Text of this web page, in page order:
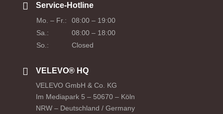
 Service-Hotline
Mo. – Fr.:
08:00 – 19:00
Sa.:
08:00 – 18:00
So.:
Closed
 VELEVO® HQ
VELEVO GmbH & Co. KG
Im Mediapark 5 – 50670 – Köln
NRW – Deutschland / Germany